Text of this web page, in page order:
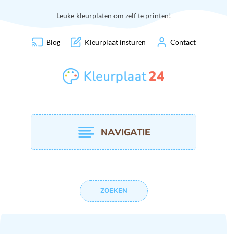
Leuke kleurplaten om zelf te printen!
Blog Kleurplaat insturen Contact
NAVIGATIE
ZOEKEN